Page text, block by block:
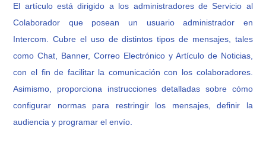
El artículo está dirigido a los administradores de Servicio al
Colaborador que posean un usuario administrador en
Intercom. Cubre el uso de distintos tipos de mensajes, tales
como Chat, Banner, Correo Electrónico y Artículo de Noticias,
con el fin de facilitar la comunicación con los colaboradores.
Asimismo, proporciona instrucciones detalladas sobre cómo
configurar normas para restringir los mensajes, definir la
audiencia y programar el envío.